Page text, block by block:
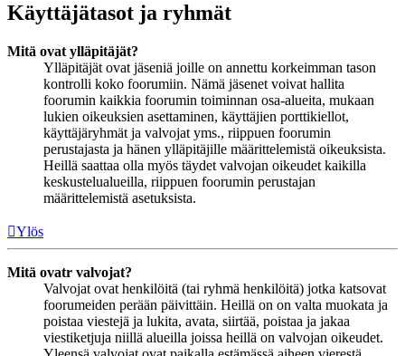
Käyttäjätasot ja ryhmät
Mitä ovat ylläpitäjät?
Ylläpitäjät ovat jäseniä joille on annettu korkeimman tason
kontrolli koko foorumiin. Nämä jäsenet voivat hallita
foorumin kaikkia foorumin toiminnan osa-alueita, mukaan
lukien oikeuksien asettaminen, käyttäjien porttikiellot,
käyttäjäryhmät ja valvojat yms., riippuen foorumin
perustajasta ja hänen ylläpitäjille määrittelemistä oikeuksista.
Heillä saattaa olla myös täydet valvojan oikeudet kaikilla
keskustelualueilla, riippuen foorumin perustajan
määrittelemistä asetuksista.
Ylös
Mitä ovatr valvojat?
Valvojat ovat henkilöitä (tai ryhmä henkilöitä) jotka katsovat
foorumeiden perään päivittäin. Heillä on on valta muokata ja
poistaa viestejä ja lukita, avata, siirtää, poistaa ja jakaa
viestiketjuja niillä alueilla joissa heillä on valvojan oikeudet.